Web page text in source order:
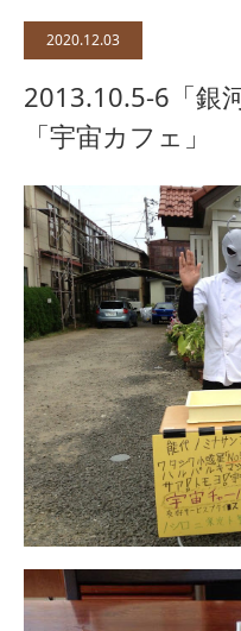
2020.12.03
2013.10.5-6「銀
「宇宙カフェ」